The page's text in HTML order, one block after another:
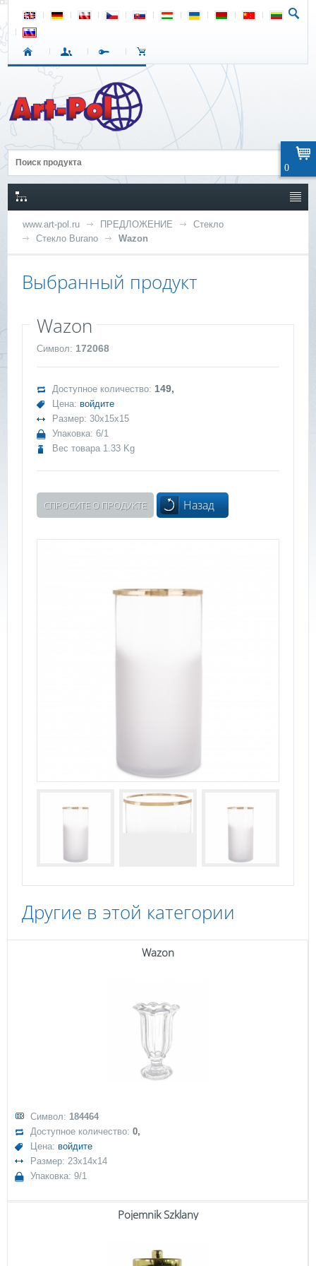
www.art-pol.ru ПРЕДЛОЖЕНИЕ
Стекло
Стекло Burano
Wazon
Выбранный продукт
Wazon
Символ: 172068
Доступное количество: 149,
Цена: войдите
Размер: 30x15x15
Упаковка: 6/1
Вес товара 1.33 Kg
СПРОСИТЕ О ПРОДУКТЕ Назад
Другие в этой категории
Wazon
Символ: 184464
Доступное количество:0,
Цена: войдите
Размер: 23x14x14
Упаковка: 9/1
Pojemnik Szklany
0